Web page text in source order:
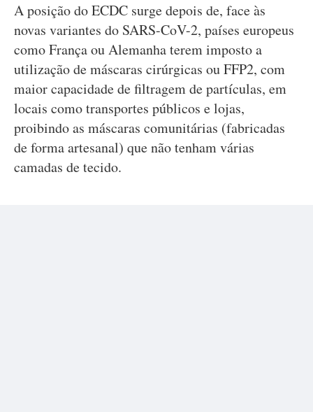
A posição do ECDC surge depois de, face às
novas variantes do SARS-CoV-2, países europeus
como França ou Alemanha terem imposto a
utilização de máscaras cirúrgicas ou FFP2, com
maior capacidade de filtragem de partículas, em
locais como transportes públicos e lojas,
proibindo as máscaras comunitárias (fabricadas
de forma artesanal) que não tenham várias
camadas de tecido.